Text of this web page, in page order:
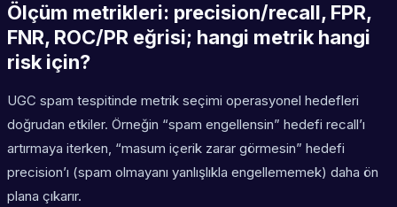
Ölçüm metrikleri: precision/recall, FPR,
FNR, ROC/PR eğrisi; hangi metrik hangi
risk için?
UGC spam tespitinde metrik seçimi operasyonel hedefleri
doğrudan etkiler. Örneğin “spam engellensin” hedefi recall’ı
artırmaya iterken, “masum içerik zarar görmesin” hedefi
precision’ı (spam olmayanı yanlışlıkla engellememek) daha ön
plana çıkarır.